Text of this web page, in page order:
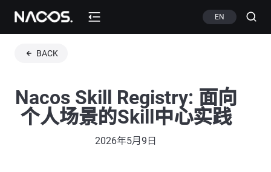
EN
BACK
Nacos Skill Registry: 面向
个人场景的Skill中心实践
2026年5月9日